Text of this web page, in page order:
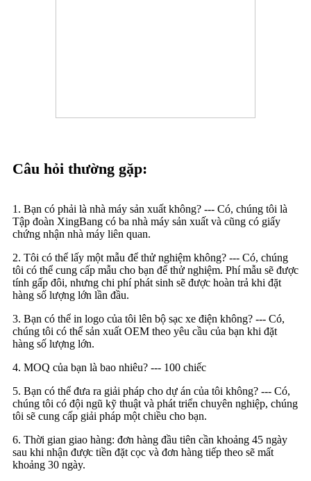
Câu hỏi thường gặp:
1. Bạn có phải là nhà máy sản xuất không? --- Có, chúng tôi là
Tập đoàn XingBang có ba nhà máy sản xuất và cũng có giấy
chứng nhận nhà máy liên quan.
2. Tôi có thể lấy một mẫu để thử nghiệm không? --- Có, chúng
tôi có thể cung cấp mẫu cho bạn để thử nghiệm. Phí mẫu sẽ được
tính gấp đôi, nhưng chi phí phát sinh sẽ được hoàn trả khi đặt
hàng số lượng lớn lần đầu.
3. Bạn có thể in logo của tôi lên bộ sạc xe điện không? --- Có,
chúng tôi có thể sản xuất OEM theo yêu cầu của bạn khi đặt
hàng số lượng lớn.
4. MOQ của bạn là bao nhiêu? --- 100 chiếc
5. Bạn có thể đưa ra giải pháp cho dự án của tôi không? --- Có,
chúng tôi có đội ngũ kỹ thuật và phát triển chuyên nghiệp, chúng
tôi sẽ cung cấp giải pháp một chiều cho bạn.
6. Thời gian giao hàng: đơn hàng đầu tiên cần khoảng 45 ngày
sau khi nhận được tiền đặt cọc và đơn hàng tiếp theo sẽ mất
khoảng 30 ngày.